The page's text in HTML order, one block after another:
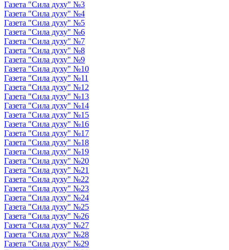
Газета "Сила духу" №3
Газета "Сила духу" №4
Газета "Сила духу" №5
Газета "Сила духу" №6
Газета "Сила духу" №7
Газета "Сила духу" №8
Газета "Сила духу" №9
Газета "Сила духу" №10
Газета "Сила духу" №11
Газета "Сила духу" №12
Газета "Сила духу" №13
Газета "Сила духу" №14
Газета "Сила духу" №15
Газета "Сила духу" №16
Газета "Сила духу" №17
Газета "Сила духу" №18
Газета "Сила духу" №19
Газета "Сила духу" №20
Газета "Сила духу" №21
Газета "Сила духу" №22
Газета "Сила духу" №23
Газета "Сила духу" №24
Газета "Сила духу" №25
Газета "Сила духу" №26
Газета "Сила духу" №27
Газета "Сила духу" №28
Газета "Сила духу" №29